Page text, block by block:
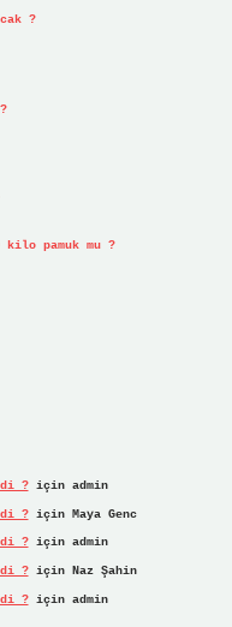
?
pamuk mu ?
?için admin
?için Maya Genc
?için admin
?için Naz Şahin
?için admin